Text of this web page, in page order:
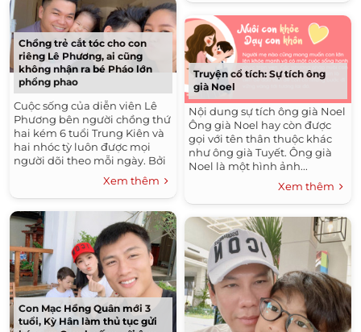
Chồng trẻ cắt tóc cho con
riêng Lê Phương, ai cũng
không nhận ra bé Pháo lớn
phổng phao
Cuộc sống của diễn viên Lê
Phương bên người chồng thứ
hai kém 6 tuổi Trung Kiên và
hai nhóc tỳ luôn được mọi
người dõi theo mỗi ngày. Bởi
sau hôn nhân tan vỡ với
Quách Ngọc Ngoan, giờ mẹ...
Xem thêm
Con Mạc Hồng Quân mới 3
tuổi, Kỳ Hân làm thủ tục gửi
Truyện cổ tích: Sự tích ông
già Noel
Nội dung sự tích ông già Noel
Ông già Noel hay còn được
gọi với tên thân thuộc khác
như ông già Tuyết. Ông già
Noel là một hình ảnh...
Xem thêm